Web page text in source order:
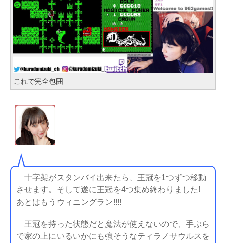
これで完全包囲
十字架がスタンバイ出来たら、王冠を1つずつ移動
させます。そして遂に王冠を4つ集め終わりました!
あとはもうウィニングラン!!!!
王冠を持った状態だと魔法が使えないので、手ぶら
で家の上にいるいかにも強そうなティラノサウルスを